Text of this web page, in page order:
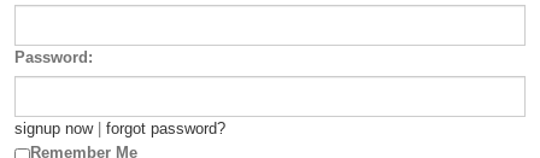
Password:
signup now| forgot password?
Remember Me